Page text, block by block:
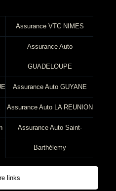
Assurance VTC NIMES
Assurance Auto
GUADELOUPE
Assurance Auto GUYANE
Assurance Auto LA REUNION
Assurance Auto Saint-
Barthélemy
links